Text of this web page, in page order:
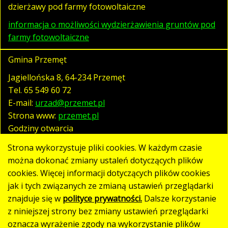
dzierżawy pod farmy fotowoltaiczne
informacja o możliwości wydzierżawienia gruntów pod
farmy fotowoltaiczne
Gmina Przemęt
Jagiellońska 8, 64-234 Przemęt
Tel. 65 549 60 72
E-mail: urzad@przemet.pl
Strona www: przemet.pl
Godziny otwarcia
pn. - pt. 07:30 - 15:30
Polityka prywatności
Klauzula RODO
Deklaracja dostępności
Strona wykorzystuje pliki cookies. W każdym czasie
można dokonać zmiany ustaleń dotyczących plików
cookies. Więcej informacji dotyczących plików cookies
jak i tych związanych ze zmianą ustawień przeglądarki
znajduje się w polityce prywatności. Dalsze korzystanie
z niniejszej strony bez zmiany ustawień przeglądarki
oznacza wyrażenie zgody na wykorzystanie plików